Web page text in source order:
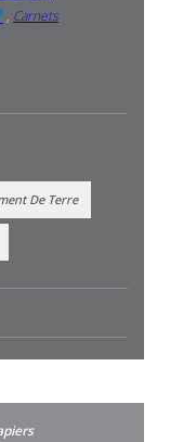
(link is
Carnets
De Terre
external)